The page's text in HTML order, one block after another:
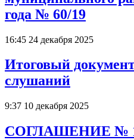
года № 60/19
16:45 24 декабря 2025
Итоговый
слушаний
9:37 10 декабря 2025
СОГЛАШЕНИЕ №